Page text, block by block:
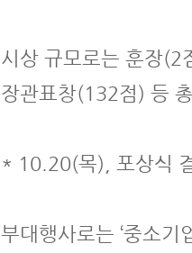
시상 규모로는 훈장
장관표창(132점) 등
* 10.20(목), 포상식
부대행사로는 ‘중소